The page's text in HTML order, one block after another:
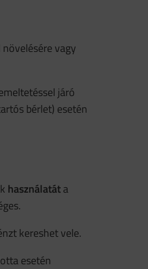
vagy
járó
bérlet) esetén
használatáta
kereshet vele.
esetén